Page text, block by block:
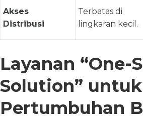
Akses
Distribusi
Terbatas di
lingkaran kecil.
Layanan “One-
Solution” untuk
Pertumbuhan